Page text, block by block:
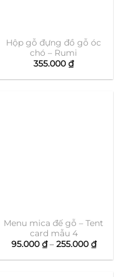
Hộp gỗ đựng đồ gỗ óc
chó – Rumi
355.000 ₫
Menu mica đế gỗ – Tent
card mẫu 4
95.000 ₫ – 255.000 ₫
giá:
từ